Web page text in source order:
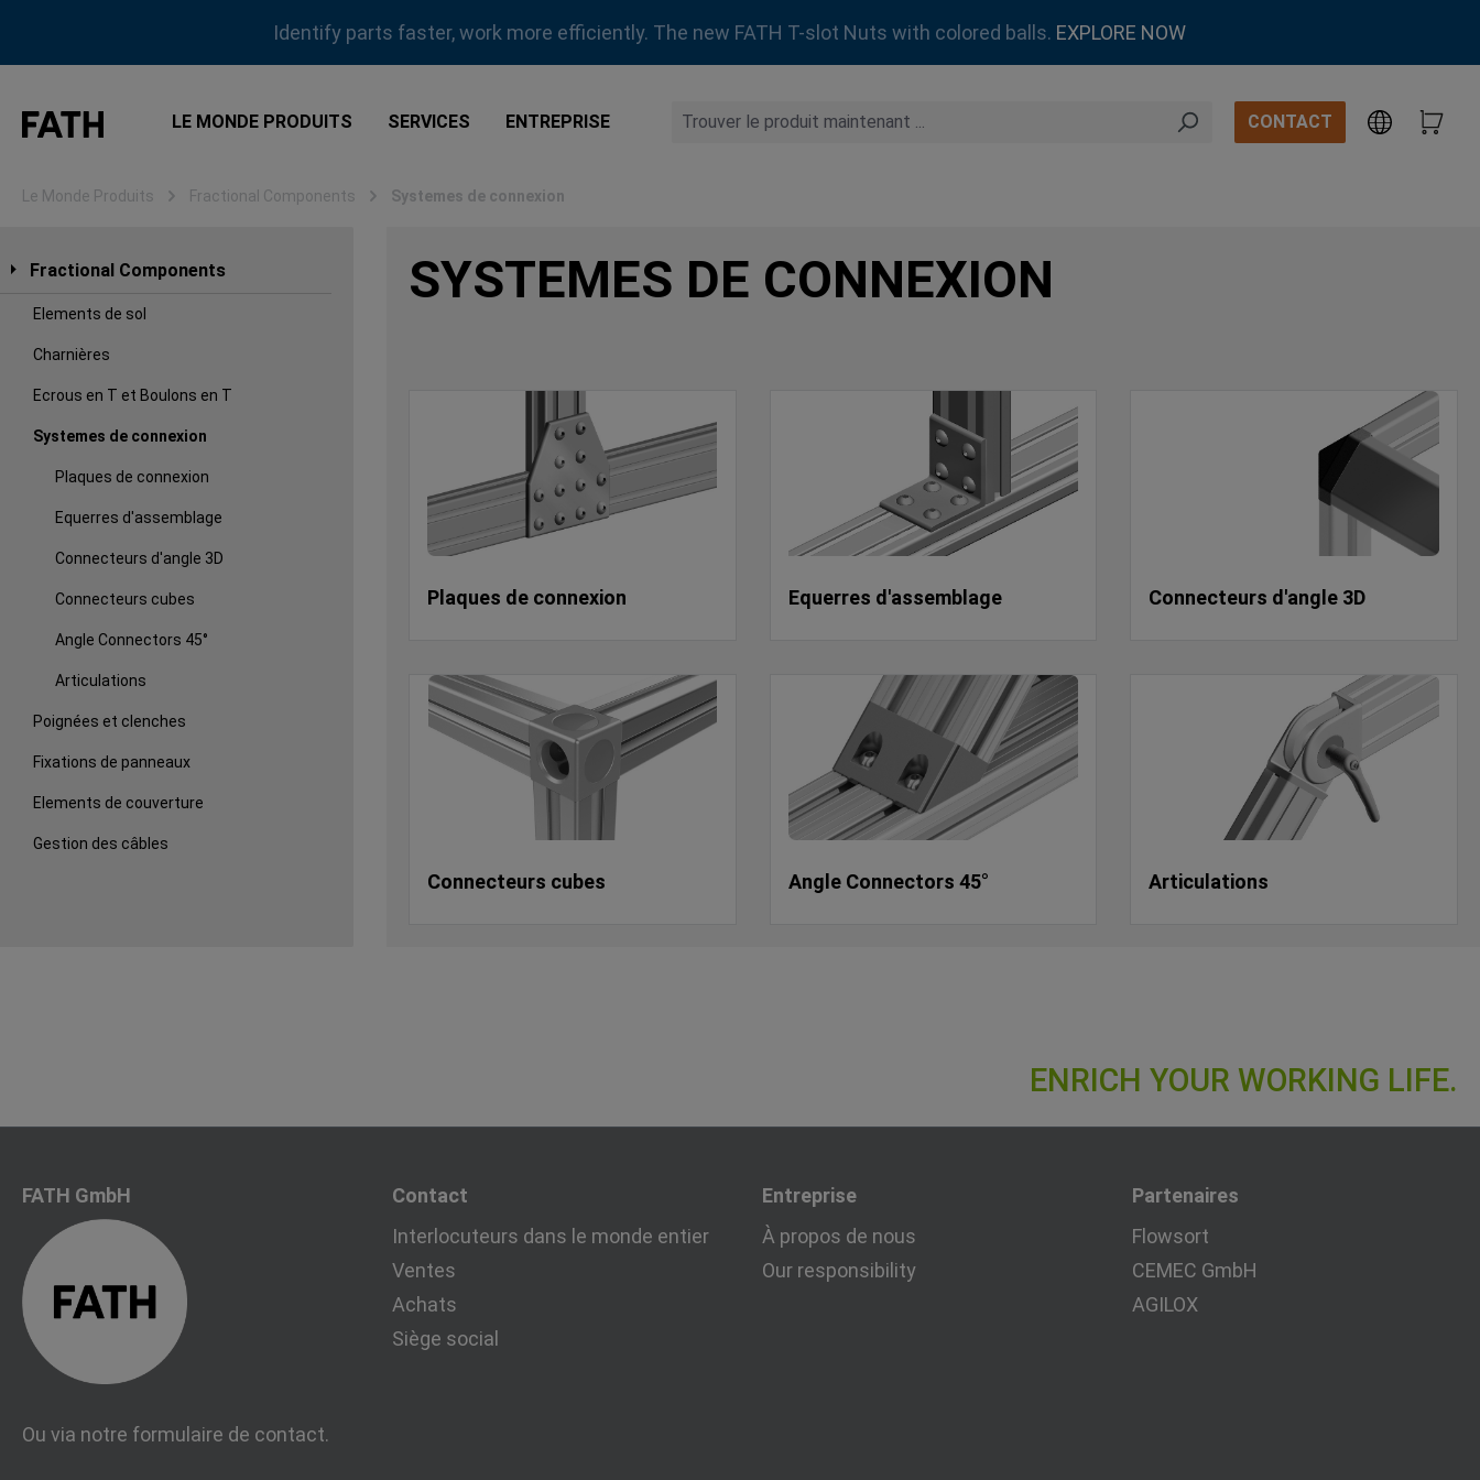
Passer à la navigation principaleIdentify parts faster, work more efficiently. The new FATH T-slot Nuts with colored balls. EXPLORE NOW
LE MONDE PRODUITS SERVICES ENTREPRISE CONTACT
Le Monde Produits Fractional Components Systemes de connexion
Fractional Components
Elements de sol
Charnières
Ecrous en T et Boulons en T
Systemes de connexion
Plaques de connexion
Equerres d'assemblage
Connecteurs d'angle 3D
Connecteurs cubes
Angle Connectors 45°
Articulations
Poignées et clenches
Fixations de panneaux
Elements de couverture
Gestion des câbles
SYSTEMES DE CONNEXION
Plaques de connexion Equerres d'assemblage Connecteurs d'angle 3D
Connecteurs cubes Angle Connectors 45° Articulations
FATH GmbH
Ou via notre formulaire de contact.
Contact
Interlocuteurs dans le monde entier
Ventes
Achats
Siège social
Entreprise
À propos de nous
Our responsibility
Partenaires
Flowsort
CEMEC GmbH
AGILOX